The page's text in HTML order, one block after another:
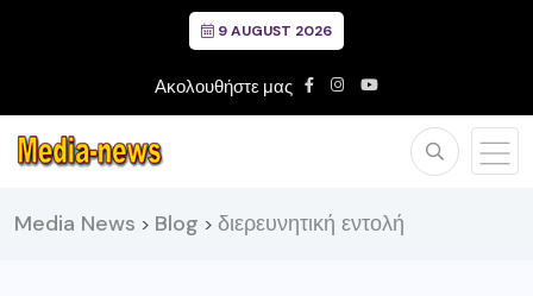
9 AUGUST 2026
Ακολουθήστε μας
Media News > Blog > διερευνητική εντολή